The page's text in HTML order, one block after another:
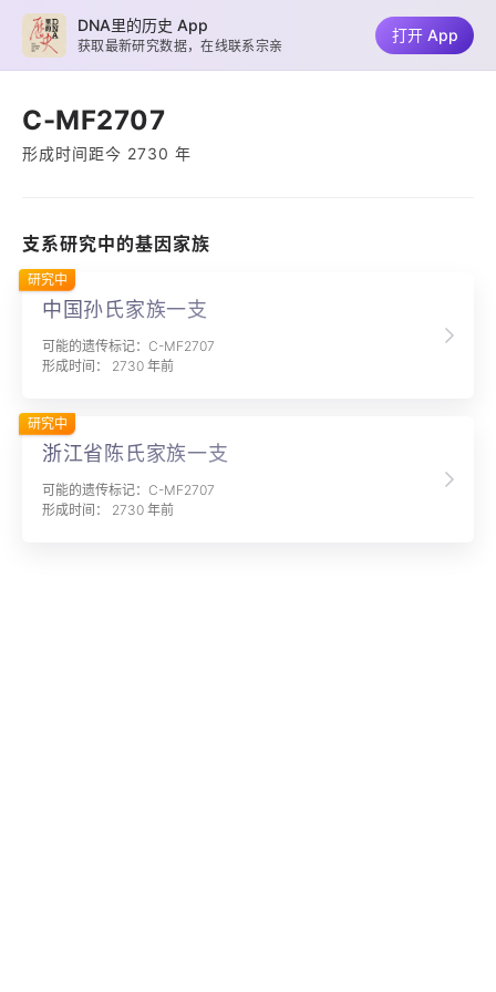
C-MF2707
形成时间距今 2730 年
支系研究中的基因家族
中国孙氏家族一支
可能的遗传标记：C-MF2707
形成时间： 2730 年前
研究中
浙江省陈氏家族一支
可能的遗传标记：C-MF2707
形成时间： 2730 年前
研究中
DNA里的历史 App
获取最新研究数据，在线联系宗亲
打开 App